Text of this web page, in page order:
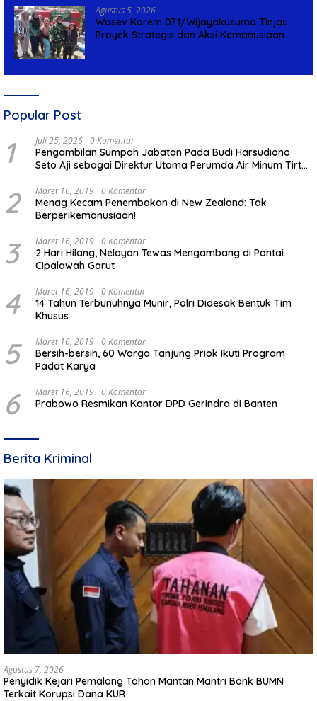
Agustus 5, 2026
Wasev Korem 071/Wijayakusuma Tinjau
Proyek Strategis dan Aksi Kemanusiaan
Popular Post
1 Juli 25, 2026 0 Komentar
Pengambilan Sumpah Jabatan Pada Budi Harsudiono
Seto Aji sebagai Direktur Utama Perumda Air Minum Tirta
2 Maret 16, 2019 0 Komentar
Menag Kecam Penembakan di New Zealand: Tak
Berperikemanusiaan!
3 Maret 16, 2019 0 Komentar
2 Hari Hilang, Nelayan Tewas Mengambang di Pantai
Cipalawah Garut
4 Maret 16, 2019 0 Komentar
14 Tahun Terbunuhnya Munir, Polri Didesak Bentuk Tim
Khusus
5 Maret 16, 2019 0 Komentar
Bersih-bersih, 60 Warga Tanjung Priok Ikuti Program
Padat Karya
6 Maret 16, 2019 0 Komentar
Prabowo Resmikan Kantor DPD Gerindra di Banten
Berita Kriminal
Agustus 7, 2026
Penyidik Kejari Pemalang Tahan Mantan Mantri Bank BUMN
Terkait Korupsi Dana KUR